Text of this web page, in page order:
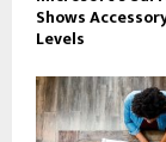
Shows
Levels